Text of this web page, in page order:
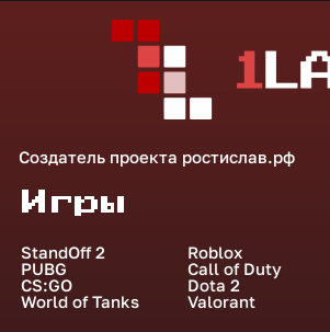
Создатель проекта ростислав.рф
Игры
StandOff 2
PUBG
CS:GO
World of Tanks
Roblox
Call of Duty
Dota 2
Valorant